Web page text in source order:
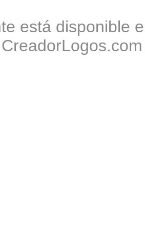
está disponible